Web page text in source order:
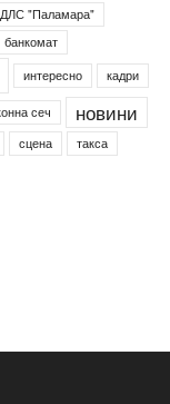
ДЛС "Паламара"
банкомат
интересно кадри
сеч новини
сцена такса